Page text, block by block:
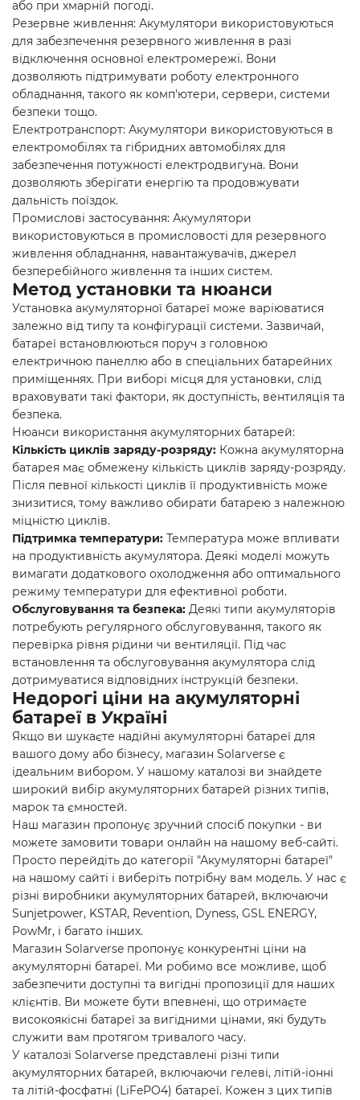
або при хмарній погоді.
Резервне живлення: Акумулятори використовуються
для забезпечення резервного живлення в разі
відключення основної електромережі. Вони
дозволяють підтримувати роботу електронного
обладнання, такого як комп'ютери, сервери, системи
безпеки тощо.
Електротранспорт: Акумулятори використовуються в
електромобілях та гібридних автомобілях для
забезпечення потужності електродвигуна. Вони
дозволяють зберігати енергію та продовжувати
дальність поїздок.
Промислові застосування: Акумулятори
використовуються в промисловості для резервного
живлення обладнання, навантажувачів, джерел
безперебійного живлення та інших систем.
Метод установки та нюанси
Установка акумуляторної батареї може варіюватися
залежно від типу та конфігурації системи. Зазвичай,
батареї встановлюються поруч з головною
електричною панеллю або в спеціальних батарейних
приміщеннях. При виборі місця для установки, слід
враховувати такі фактори, як доступність, вентиляція та
безпека.
Нюанси використання акумуляторних батарей:
Кількість циклів заряду-розряду: Кожна акумуляторна
батарея має обмежену кількість циклів заряду-розряду.
Після певної кількості циклів її продуктивність може
знизитися, тому важливо обирати батарею з належною
міцністю циклів.
Підтримка температури: Температура може впливати
на продуктивність акумулятора. Деякі моделі можуть
вимагати додаткового охолодження або оптимального
режиму температури для ефективної роботи.
Обслуговування та безпека: Деякі типи акумуляторів
потребують регулярного обслуговування, такого як
перевірка рівня рідини чи вентиляції. Під час
встановлення та обслуговування акумулятора слід
дотримуватися відповідних інструкцій безпеки.
Недорогі ціни на акумуляторні
батареї в Україні
Якщо ви шукаєте надійні акумуляторні батареї для
вашого дому або бізнесу, магазин Solarverse є
ідеальним вибором. У нашому каталозі ви знайдете
широкий вибір акумуляторних батарей різних типів,
марок та ємностей.
Наш магазин пропонує зручний спосіб покупки - ви
можете замовити товари онлайн на нашому веб-сайті.
Просто перейдіть до категорії "Акумуляторні батареї"
на нашому сайті і виберіть потрібну вам модель. У нас є
різні виробники акумуляторних батарей, включаючи
Sunjetpower, KSTAR, Revention, Dyness, GSL ENERGY,
PowMr, і багато інших.
Магазин Solarverse пропонує конкурентні ціни на
акумуляторні батареї. Ми робимо все можливе, щоб
забезпечити доступні та вигідні пропозиції для наших
клієнтів. Ви можете бути впевнені, що отримаєте
високоякісні батареї за вигідними цінами, які будуть
служити вам протягом тривалого часу.
У каталозі Solarverse представлені різні типи
акумуляторних батарей, включаючи гелеві, літій-іонні
та літій-фосфатні (LiFePO4) батареї. Кожен з цих типів